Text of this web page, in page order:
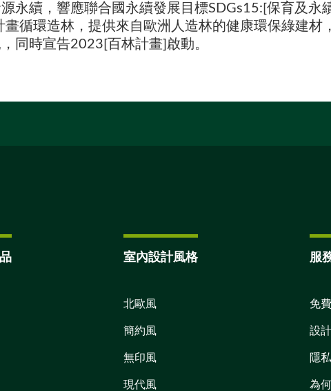
永續，響應聯合國永續發展目標SDGs15:[保育及永
循環造林，提供來自歐洲人造林的健康環保綠建
同時宣告2023[百林計畫]啟動。
室內設計風格
北歐風
簡約風
無印風
現代風
服
免
設
隱
為